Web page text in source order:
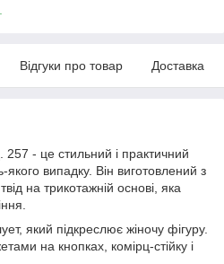
Відгуки про товар Доставка
- це стильний і практичний
якого випадку. Він виготовлений з
на трикотажній основі, яка
який підкреслює жіночу фігуру.
на кнопках, комірц-стійку і